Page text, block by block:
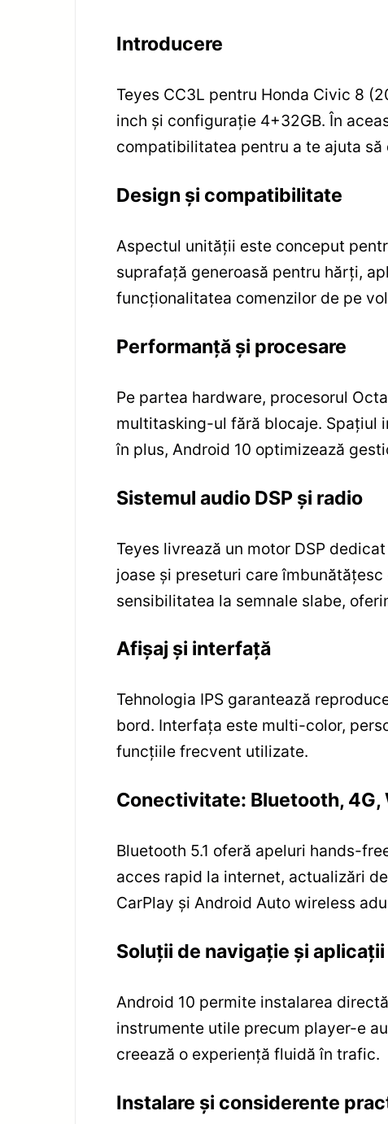
Introducere
Teyes CC3L pentru Honda Civic 8
inch și configurație 4+32GB. În
compatibilitatea pentru a te ajuta
Design și compatibilitate
Aspectul unității este conceput
suprafață generoasă pentru hărți,
funcționalitatea comenzilor de pe
Performanță și procesare
Pe partea hardware, procesorul
multitasking-ul fără blocaje. Spațiul
în plus, Android 10 optimizează
Sistemul audio DSP și radio
Teyes livrează un motor DSP
joase și preseturi care
sensibilitatea la semnale slabe,
Afișaj și interfață
Tehnologia IPS garantează
bord. Interfața este multi-color,
funcțiile frecvent utilizate.
Conectivitate: Bluetooth,
Bluetooth 5.1 oferă apeluri hands-
acces rapid la internet, actualizări
CarPlay și Android Auto wireless
Soluții de navigație și aplicații
Android 10 permite instalarea
instrumente utile precum player-e
creează o experiență fluidă în trafic.
Instalare și considerente